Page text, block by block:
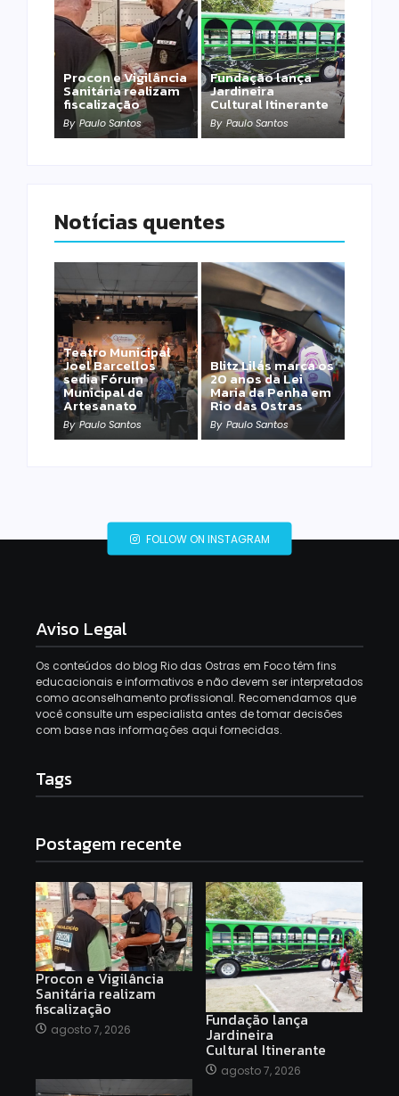
Procon e Vigilância
Sanitária realizam
fiscalização
By Paulo Santos
Fundação lança
Jardineira
Cultural Itinerante
By Paulo Santos
Notícias quentes
Teatro Municipal
Joel Barcellos
sedia Fórum
Municipal de
Artesanato
By Paulo Santos
Blitz Lilás marca os
20 anos da Lei
Maria da Penha em
Rio das Ostras
By Paulo Santos
FOLLOW ON INSTAGRAM
Aviso Legal
Os conteúdos do blog Rio das Ostras em Foco têm fins
educacionais e informativos e não devem ser interpretados
como aconselhamento profissional. Recomendamos que
você consulte um especialista antes de tomar decisões
com base nas informações aqui fornecidas.
Tags
Postagem recente
Procon e Vigilância
Sanitária realizam
fiscalização
agosto 7, 2026 Fundação lança
Jardineira
Cultural Itinerante
agosto 7, 2026